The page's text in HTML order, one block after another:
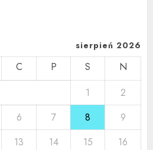
sierpień 2026
C P S
N
1
2
6 7 8
9
13 14 15
16